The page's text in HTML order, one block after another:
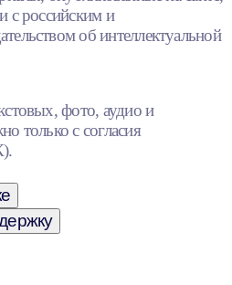
с российским и
об интеллектуальной
фото, аудио и
только с согласия